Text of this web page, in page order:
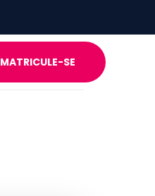
MATRICULE-SE